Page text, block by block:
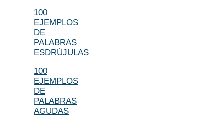
100
EJEMPLOS
DE
PALABRAS
ESDRÚJULAS
100
EJEMPLOS
DE
PALABRAS
AGUDAS